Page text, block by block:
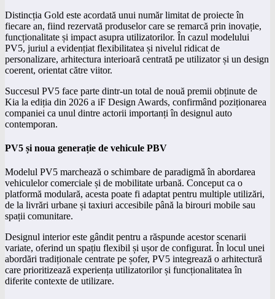
Distincția Gold este acordată unui număr limitat de proiecte în
fiecare an, fiind rezervată produselor care se remarcă prin inovație,
funcționalitate și impact asupra utilizatorilor. În cazul modelului
PV5, juriul a evidențiat flexibilitatea și nivelul ridicat de
personalizare, arhitectura interioară centrată pe utilizator și un design
coerent, orientat către viitor.
Succesul PV5 face parte dintr-un total de nouă premii obținute de
Kia la ediția din 2026 a iF Design Awards, confirmând poziționarea
companiei ca unul dintre actorii importanți în designul auto
contemporan.
PV5 și noua generație de vehicule PBV
Modelul PV5 marchează o schimbare de paradigmă în abordarea
vehiculelor comerciale și de mobilitate urbană. Conceput ca o
platformă modulară, acesta poate fi adaptat pentru multiple utilizări,
de la livrări urbane și taxiuri accesibile până la birouri mobile sau
spații comunitare.
Designul interior este gândit pentru a răspunde acestor scenarii
variate, oferind un spațiu flexibil și ușor de configurat. În locul unei
abordări tradiționale centrate pe șofer, PV5 integrează o arhitectură
care prioritizează experiența utilizatorilor și funcționalitatea în
diferite contexte de utilizare.